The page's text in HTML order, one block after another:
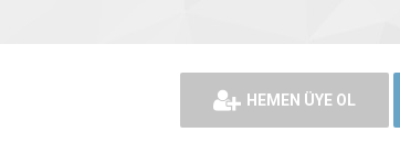
HEMEN ÜYE OL